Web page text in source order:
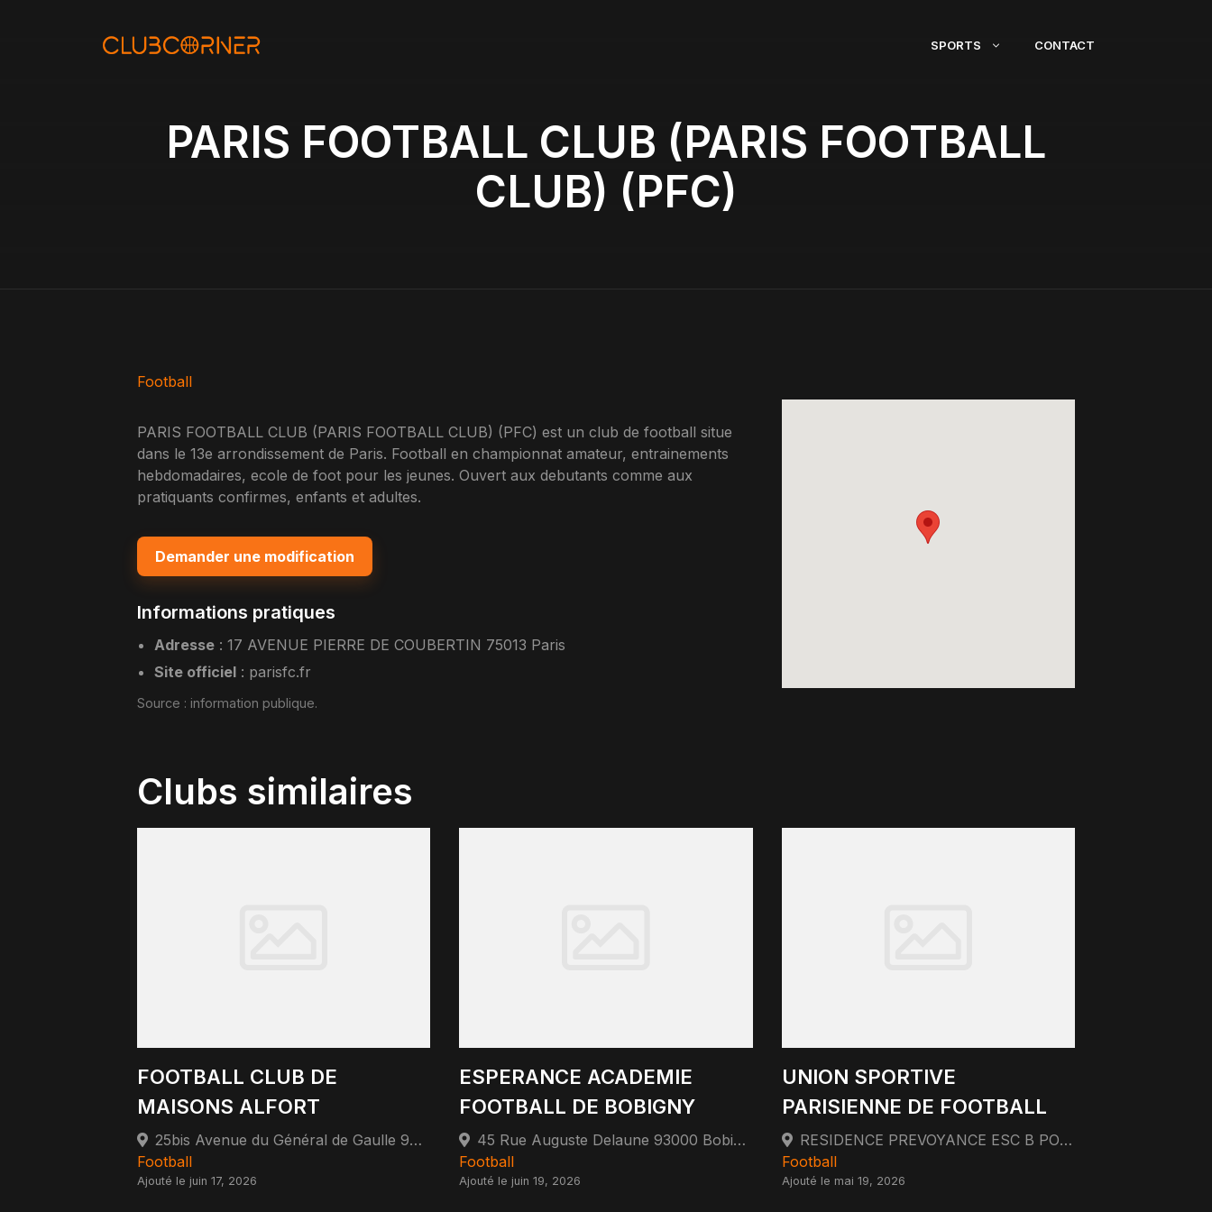
SPORTS CONTACT
PARIS FOOTBALL CLUB (PARIS FOOTBALL
CLUB) (PFC)
Football
PARIS FOOTBALL CLUB (PARIS FOOTBALL CLUB) (PFC) est un club de football situe
dans le 13e arrondissement de Paris. Football en championnat amateur, entrainements
hebdomadaires, ecole de foot pour les jeunes. Ouvert aux debutants comme aux
pratiquants confirmes, enfants et adultes.
Demander une modification
Informations pratiques
Adresse :17 AVENUE PIERRE DE COUBERTIN 75013 Paris
Site officiel : parisfc.fr
Source : information publique.
Clubs similaires
FOOTBALL CLUB DE
MAISONS ALFORT
25bis Avenue du Général de Gaulle 94700 Maisons-Alfort
Football
Ajouté le juin 17, 2026
ESPERANCE ACADEMIE
FOOTBALL DE BOBIGNY
45 Rue Auguste Delaune 93000 Bobigny
Football
Ajouté le juin 19, 2026
UNION SPORTIVE
PARISIENNE DE FOOTBALL
RESIDENCE PREVOYANCE ESC B PORTE 38 237 RUE SAINT-CHARLES 75015 PARIS 75015 Paris
Football
Ajouté le mai 19, 2026